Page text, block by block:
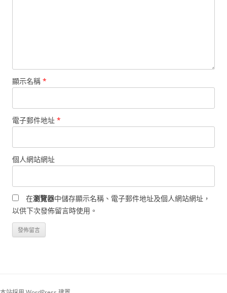
顯示名稱 *
電子郵件地址 *
個人網站網址
在瀏覽器中儲存顯示名稱、電子郵件地址及個人網站網址，
以供下次發佈留言時使用。